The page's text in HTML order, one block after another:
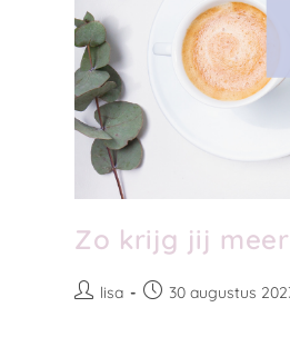
Zo krijg jij
lisa 30 augustus